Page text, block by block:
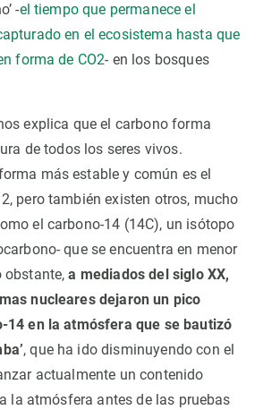
-el tiempo que permanece el
en el ecosistema hasta que
forma de CO2- en los bosques
explica que el carbono forma
de todos los seres vivos.
más estable y común es el
pero también existen otros, mucho
el carbono-14 (14C), un isótopo
que se encuentra en menor
obstante,a mediados del siglo XX,
nucleares dejaron un pico
14 en la atmósfera que se bautizó
, que ha ido disminuyendo con el
actualmente un contenido
la atmósfera antes de las pruebas